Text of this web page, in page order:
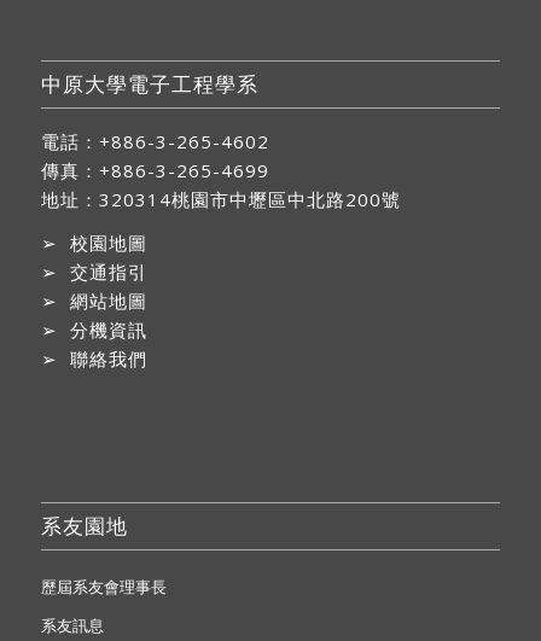
中原大學電子工程學系
電話：+886-3-265-4602
傳真：+886-3-265-4699
地址： 320314桃園市中壢區中北路200號
➢ 校園地圖
➢ 交通指引
➢ 網站地圖
➢ 分機資訊
➢ 聯絡我們
系友園地
歷屆系友會理事長
系友訊息